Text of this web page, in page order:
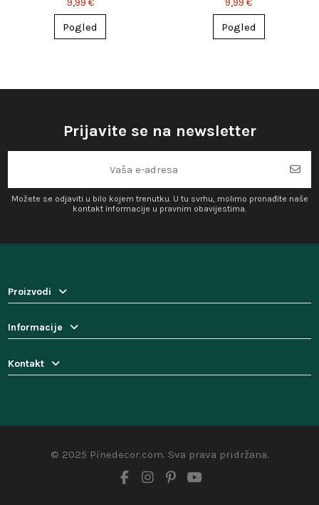
9,99 €
Pogled
9,99 €
Pogled
Prijavite se na newsletter
Možete se odjaviti u bilo kojem trenutku. U tu svrhu, molimo pronađite naše
kontakt informacije u pravnim obavijestima.
Proizvodi
Informacije
Kontakt
© 2025 Pinedecor.com. Sva prava pridržana.